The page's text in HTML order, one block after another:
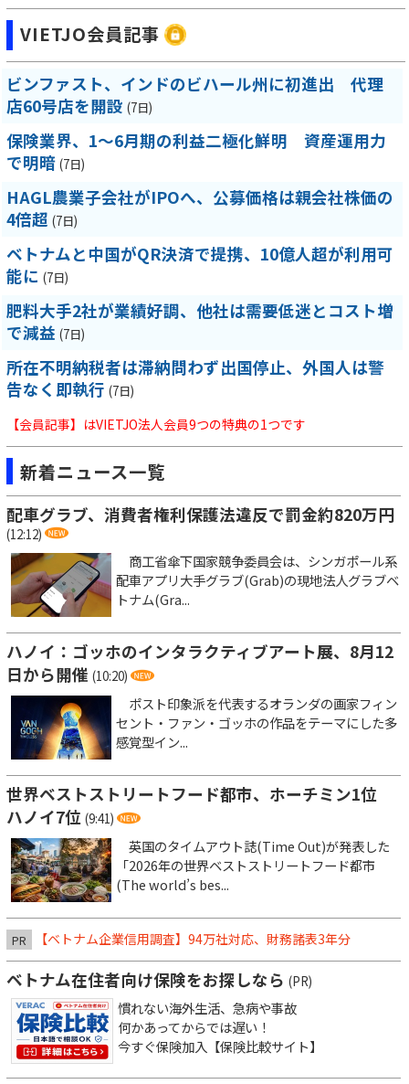
VIETJO会員記事
ビンファスト、インドのビハール州に初進出 代理
店60号店を開設 (7日)
保険業界、1～6月期の利益二極化鮮明 資産運用力
で明暗 (7日)
HAGL農業子会社がIPOへ、公募価格は親会社株価の
4倍超 (7日)
ベトナムと中国がQR決済で提携、10億人超が利用可
能に (7日)
肥料大手2社が業績好調、他社は需要低迷とコスト増
で減益 (7日)
所在不明納税者は滞納問わず出国停止、外国人は警
告なく即執行 (7日)
【会員記事】はVIETJO法人会員9つの特典の1つです
新着ニュース一覧
配車グラブ、消費者権利保護法違反で罰金約820万円
(12:12)
商工省傘下国家競争委員会は、シンガポール系
配車アプリ大手グラブ(Grab)の現地法人グラブベ
トナム(Gra...
ハノイ：ゴッホのインタラクティブアート展、8月12
日から開催 (10:20)
ポスト印象派を代表するオランダの画家フィン
セント・ファン・ゴッホの作品をテーマにした多
感覚型イン...
世界ベストストリートフード都市、ホーチミン1位
ハノイ7位 (9:41)
英国のタイムアウト誌(Time Out)が発表した
「2026年の世界ベストストリートフード都市
(The world’s bes...
PR 【ベトナム企業信用調査】94万社対応、財務諸表3年分
ベトナム在住者向け保険をお探しなら (PR)
慣れない海外生活、急病や事故
何かあってからでは遅い！
今すぐ保険加入【保険比較サイト】